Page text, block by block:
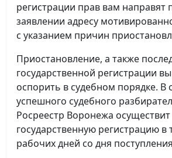
регистрации прав вам направят
заявлении адресу
с указанием причин
Приостановление, а также
государственной регистрации
оспорить в судебном порядке. В
успешного судебного
Росреестр Воронежа осуществит
государственную регистрацию в
рабочих дней со дня